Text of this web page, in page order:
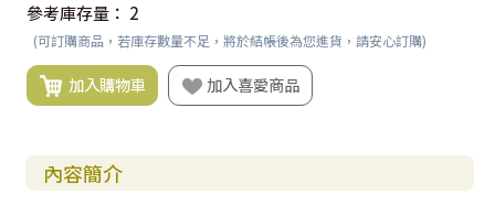
參考庫存量： 2
(可訂購商品，若庫存數量不足，將於結帳後為您進貨，請安心訂購)
加入購物車 加入喜愛商品
內容簡介